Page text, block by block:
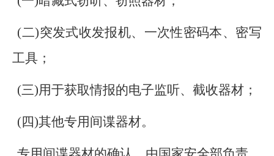
(二)突发式收发报机、一次性密码本、密写
工具；
(三)用于获取情报的电子监听、截收器材；
(四)其他专用间谍器材。